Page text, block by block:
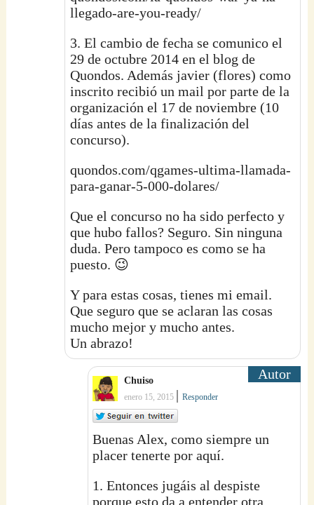
llegado-are-you-ready/
3. El cambio de fecha se comunico el
29 de octubre 2014 en el blog de
Quondos. Además javier (flores) como
inscrito recibió un mail por parte de la
organización el 17 de noviembre (10
días antes de la finalización del
concurso).
quondos.com/qgames-ultima-llamada-
para-ganar-5-000-dolares/
Que el concurso no ha sido perfecto y
que hubo fallos? Seguro. Sin ninguna
duda. Pero tampoco es como se ha
puesto. 😉
Y para estas cosas, tienes mi email.
Que seguro que se aclaran las cosas
mucho mejor y mucho antes.
Un abrazo!
Chuiso
enero 15, 2015 | Responder
Buenas Alex, como siempre un
placer tenerte por aquí.
1. Entonces jugáis al despiste
porque esto da a entender otra